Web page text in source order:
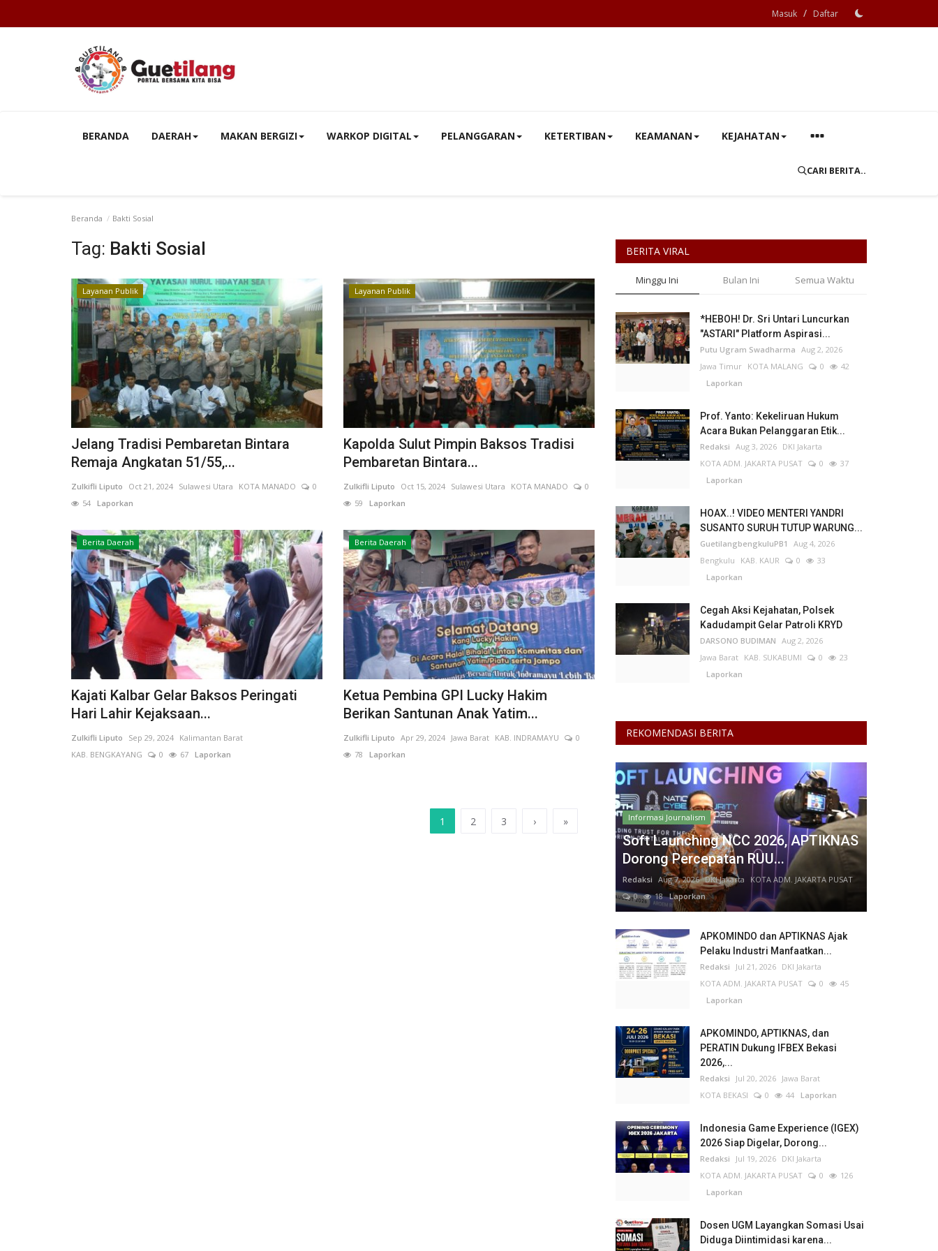
Masuk / Daftar
BERANDA DAERAH MAKAN BERGIZI WARKOP DIGITAL PELANGGARAN KETERTIBAN KEAMANAN KEJAHATAN
CARI BERITA..
Beranda Bakti Sosial
Tag: Bakti Sosial
Layanan Publik
Jelang Tradisi Pembaretan Bintara
Remaja Angkatan 51/55,...
Zulkifli Liputo Oct 21, 2024 Sulawesi Utara KOTA MANADO
0
54 Laporkan
Layanan Publik
Kapolda Sulut Pimpin Baksos Tradisi
Pembaretan Bintara...
Zulkifli Liputo Oct 15, 2024 Sulawesi Utara KOTA MANADO
0
59 Laporkan
Berita Daerah
Kajati Kalbar Gelar Baksos Peringati
Hari Lahir Kejaksaan...
Zulkifli Liputo Sep 29, 2024 Kalimantan Barat
KAB. BENGKAYANG
0 67 Laporkan
Berita Daerah
Ketua Pembina GPI Lucky Hakim
Berikan Santunan Anak Yatim...
Zulkifli Liputo Apr 29, 2024 Jawa Barat KAB. INDRAMAYU
0
78 Laporkan
1 2 3 › »
BERITA VIRAL
Minggu Ini Bulan Ini Semua Waktu
*HEBOH! Dr. Sri Untari Luncurkan
"ASTARI" Platform Aspirasi...
Putu Ugram Swadharma Aug 2, 2026
Jawa Timur KOTA MALANG 0
42
Laporkan
Prof. Yanto: Kekeliruan Hukum
Acara Bukan Pelanggaran Etik...
Redaksi Aug 3, 2026 DKI Jakarta
KOTA ADM. JAKARTA PUSAT
0
37
Laporkan
HOAX..! VIDEO MENTERI YANDRI
SUSANTO SURUH TUTUP WARUNG...
GuetilangbengkuluPB1
Aug 4, 2026
Bengkulu
KAB. KAUR 0
33
Laporkan
Cegah Aksi Kejahatan, Polsek
Kadudampit Gelar Patroli KRYD
DARSONO BUDIMAN Aug 2, 2026
Jawa Barat KAB. SUKABUMI 0
23
Laporkan
REKOMENDASI BERITA
Informasi Journalism
Soft Launching NCC 2026, APTIKNAS
Dorong Percepatan RUU...
Redaksi Aug 7, 2026 DKI Jakarta
KOTA ADM. JAKARTA PUSAT
0
18Laporkan
APKOMINDO dan APTIKNAS Ajak
Pelaku Industri Manfaatkan...
Redaksi Jul 21, 2026 DKI Jakarta
KOTA ADM. JAKARTA PUSAT
0
45
Laporkan
APKOMINDO, APTIKNAS, dan
PERATIN Dukung IFBEX Bekasi
2026,...
Redaksi Jul 20, 2026 Jawa Barat
KOTA BEKASI
0 44 Laporkan
Indonesia Game Experience (IGEX)
2026 Siap Digelar, Dorong...
Redaksi Jul 19, 2026 DKI Jakarta
KOTA ADM. JAKARTA PUSAT
0
126
Laporkan
Dosen UGM Layangkan Somasi Usai
Diduga Diintimidasi karena...